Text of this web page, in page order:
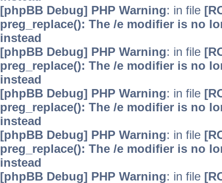
[phpBB Debug] PHP Warning: in file
preg_replace(): The /e modifier is no
instead
[phpBB Debug] PHP Warning: in file
preg_replace(): The /e modifier is no
instead
[phpBB Debug] PHP Warning: in file
preg_replace(): The /e modifier is no
instead
[phpBB Debug] PHP Warning: in file
preg_replace(): The /e modifier is no
instead
[phpBB Debug] PHP Warning: in file